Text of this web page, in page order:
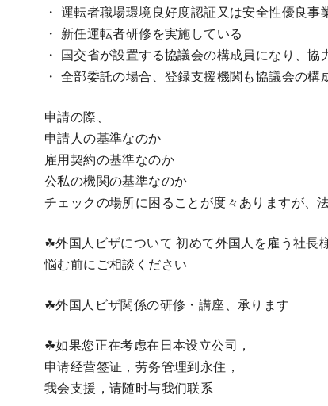
・ 運転者職場環境良好度認証又は安全性優良事
・ 新任運転者研修を実施している
・ 国交省が設置する協議会の構成員になり、協
・ 全部委託の場合、登録支援機関も協議会の構
申請の際、
申請人の基準なのか
雇用契約の基準なのか
公私の機関の基準なのか
チェックの場所に困ることが度々ありますが、
☘外国人ビザについて 初めて外国人を雇う社長様
悩む前にご相談ください
☘外国人ビザ関係の研修・講座、承ります
☘如果您正在考虑在日本设立公司，
申请经营签证，劳务管理到永住，
我会支援，请随时与我们联系